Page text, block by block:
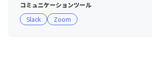
児休職を1日以上取得した男性従業員数
者が出産した男性従業員数）
コミュニケーションツール
Slack
Zoom